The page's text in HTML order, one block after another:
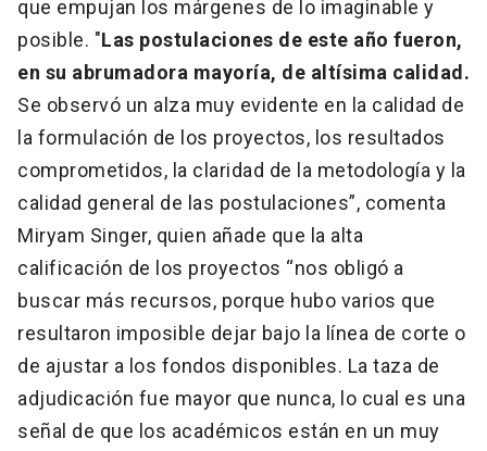
que empujan los márgenes de lo imaginable y
posible. "Las postulaciones de este año fueron,
en su abrumadora mayoría, de altísima calidad.
Se observó un alza muy evidente en la calidad de
la formulación de los proyectos, los resultados
comprometidos, la claridad de la metodología y la
calidad general de las postulaciones”, comenta
Miryam Singer, quien añade que la alta
calificación de los proyectos “nos obligó a
buscar más recursos, porque hubo varios que
resultaron imposible dejar bajo la línea de corte o
de ajustar a los fondos disponibles. La taza de
adjudicación fue mayor que nunca, lo cual es una
señal de que los académicos están en un muy